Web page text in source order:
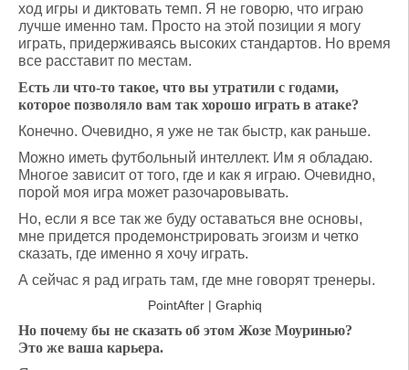
ход игры и диктовать темп. Я не говорю, что играю
лучше именно там. Просто на этой позиции я могу
играть, придерживаясь высоких стандартов. Но время
все расставит по местам.
Есть ли что-то такое, что вы утратили с годами,
которое позволяло вам так хорошо играть в атаке?
Конечно. Очевидно, я уже не так быстр, как раньше.
Можно иметь футбольный интеллект. Им я обладаю.
Многое зависит от того, где и как я играю. Очевидно,
порой моя игра может разочаровывать.
Но, если я все так же буду оставаться вне основы,
мне придется продемонстрировать эгоизм и четко
сказать, где именно я хочу играть.
А сейчас я рад играть там, где мне говорят тренеры.
PointAfter | Graphiq
Но почему бы не сказать об этом Жозе Моуринью?
Это же ваша карьера.